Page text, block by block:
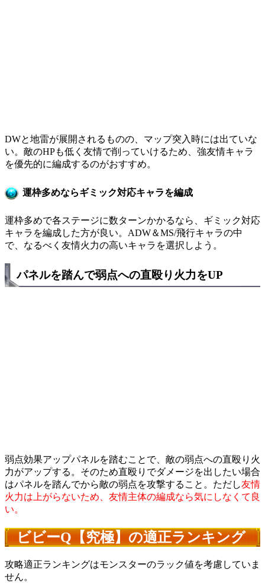
DWと地雷が展開されるものの、マップ突入時には出ていな
い。敵のHPも低く友情で削っていけるため、強友情キャラ
を優先的に編成するのがおすすめ。
運枠多めならギミック対応キャラを編成
運枠多めで各ステージに数ターンかかるなら、ギミック対応
キャラを編成した方が良い。ADW＆MS/飛行キャラの中
で、なるべく友情火力の高いキャラを選択しよう。
パネルを踏んで弱点への直殴り火力をUP
弱点効果アップパネルを踏むことで、敵の弱点への直殴り火
力がアップする。そのため直殴りでダメージを出したい場合
はパネルを踏んでから敵の弱点を攻撃すること。ただし友情
火力は上がらないため、友情主体の編成なら気にしなくて良
い。
ビビーQ【究極】の適正ランキング
攻略適正ランキングはモンスターのラック値を考慮していま
せん。